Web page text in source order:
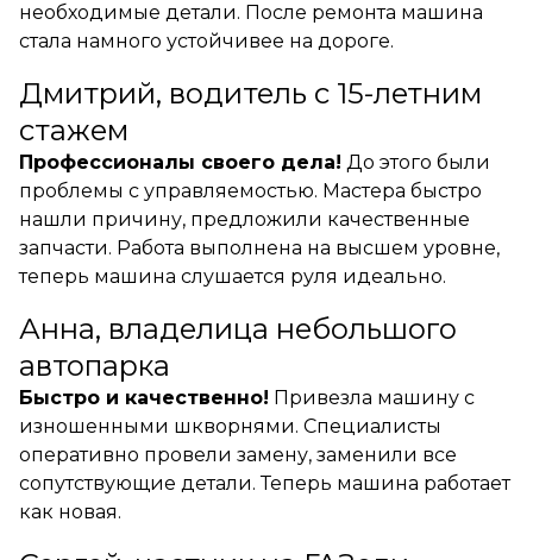
необходимые детали. После ремонта машина
стала намного устойчивее на дороге.
Дмитрий, водитель с 15-летним
стажем
Профессионалы своего дела! До этого были
проблемы с управляемостью. Мастера быстро
нашли причину, предложили качественные
запчасти. Работа выполнена на высшем уровне,
теперь машина слушается руля идеально.
Анна, владелица небольшого
автопарка
Быстро и качественно! Привезла машину с
изношенными шкворнями. Специалисты
оперативно провели замену, заменили все
сопутствующие детали. Теперь машина работает
как новая.